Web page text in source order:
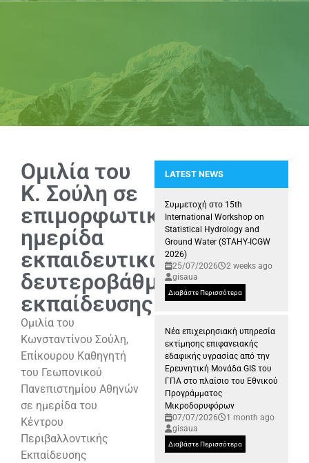
Ομιλία του
Κ. Σούλη σε
επιμορφωτική
ημερίδα
εκπαιδευτικών
δευτεροβάθμιας
εκπαίδευσης
Ομιλία του
Κωνσταντίνου Σούλη,
Επίκουρου Καθηγητή
του Γεωπονικού
Πανεπιστημίου Αθηνών
σε ημερίδα του
Κέντρου
Περιβαλλοντικής
Εκπαίδευσης
LATEST NEWS
Παρουσία της Ερευνητικής
Συμμετοχή στο 15th
International Workshop on
Statistical Hydrology and
Ground Water (STAHY-ICGW
2026)
25/07/2026
2 weeks ago
gisaua
Διαβάστε Περισσότερα
Νέα επιχειρησιακή υπηρεσία
εκτίμησης επιφανειακής
εδαφικής υγρασίας από την
Ερευνητική Μονάδα GIS του
ΓΠΑ στο πλαίσιο του Εθνικού
Προγράμματος
Μικροδορυφόρων
07/07/2026
1 month ago
gisaua
Διαβάστε Περισσότερα